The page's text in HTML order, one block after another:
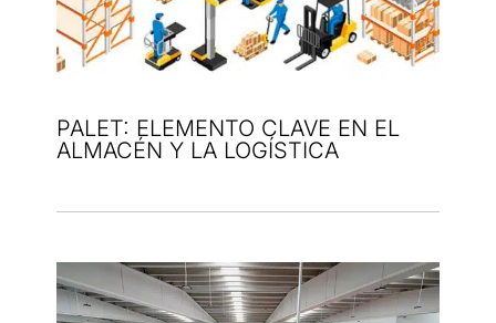
PALET: ELEMENTO CLAVE EN EL
ALMACÉN Y LA LOGÍSTICA